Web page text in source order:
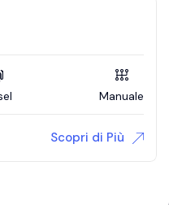
Manuale
Scopri di Più